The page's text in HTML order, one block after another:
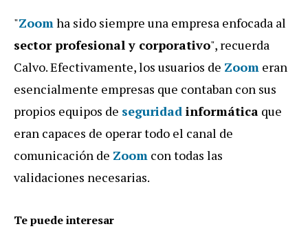
"Zoomha sido siempre una empresa enfocada al
sector profesional y corporativo", recuerda
Calvo. Efectivamente, los usuarios de Zoom eran
esencialmente empresas que contaban con sus
propios equipos de seguridad informática que
eran capaces de operar todo el canal de
comunicación de Zoom con todas las
validaciones necesarias.
Te puede interesar